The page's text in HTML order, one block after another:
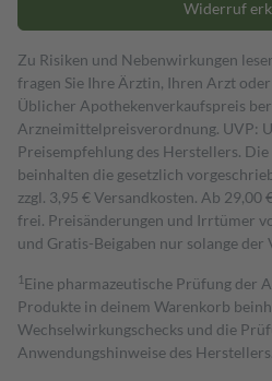
Widerruf
Zu Risiken und Nebenwirkungen
fragen Sie Ihre Ärztin, Ihren Arzt
Üblicher Apothekenverkaufspreis
Arzneimittelpreisverordnung. UVP:
Preisempfehlung des Herstellers. Die
beinhalten die gesetzlich
zzgl. 3,95 € Versandkosten. Ab
frei. Preisänderungen und Irrtümer
und Gratis-Beigaben nur solange
1 Eine pharmazeutische Prüfung der
Produkte in deinem Warenkorb
Wechselwirkungschecks und die
Anwendungshinweise des Herstellers.